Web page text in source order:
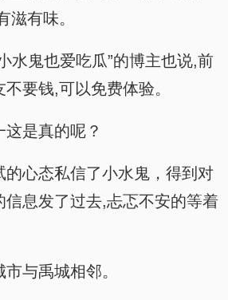
滋有味。
水鬼也爱吃瓜”的博主也说,前
要钱,可以免费体验。
是真的呢？
的心态私信了小水鬼，得到对
信息发了过去,忐忑不安的等着
与禹城相邻。